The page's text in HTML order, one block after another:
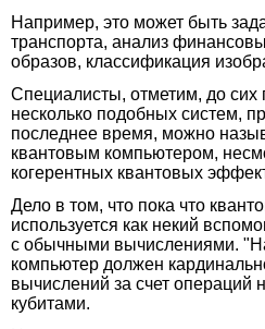
Например, это может быть
транспорта, анализ
образов, классификация
Специалисты, отметим, до сих
несколько подобных систем,
последнее время, можно
квантовым компьютером,
когерентных квантовых
Дело в том, что пока что
используется как некий
с обычными вычислениями.
компьютер должен
вычислений за счет операций
кубитами.